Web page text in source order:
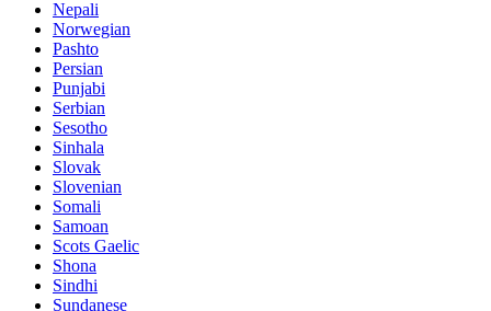
Nepali
Norwegian
Pashto
Persian
Punjabi
Serbian
Sesotho
Sinhala
Slovak
Slovenian
Somali
Samoan
Scots Gaelic
Shona
Sindhi
Sundanese